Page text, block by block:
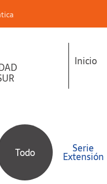
Inicio
Todo Serie
Extensión